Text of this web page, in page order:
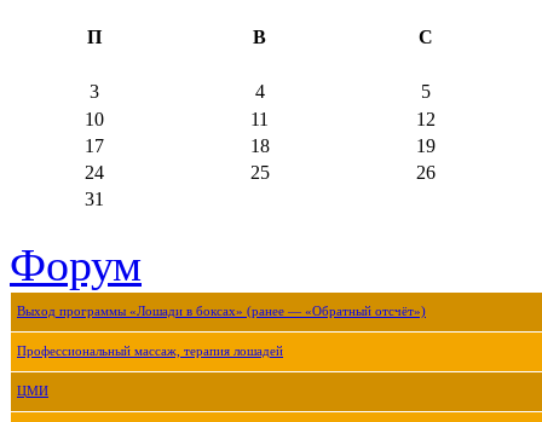
П В С
3 4
5
10
11
12
17
18
19
24
25
26
31
Форум
Выход программы «Лошади в боксах» (ранее — «Обратный отсчёт»)
Профессиональный массаж, терапия лошадей
ЦМИ